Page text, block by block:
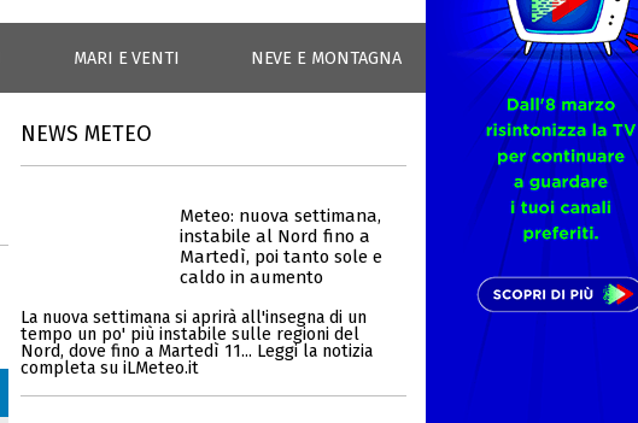
MARI E VENTI NEVE E MONTAGNA
NEWS METEO
Meteo: nuova settimana,
instabile al Nord fino a
Martedì, poi tanto sole e
caldo in aumento
La nuova settimana si aprirà all'insegna di un
tempo un po' più instabile sulle regioni del
Nord, dove fino a Martedì 11... Leggi la notizia
completa su iLMeteo.it